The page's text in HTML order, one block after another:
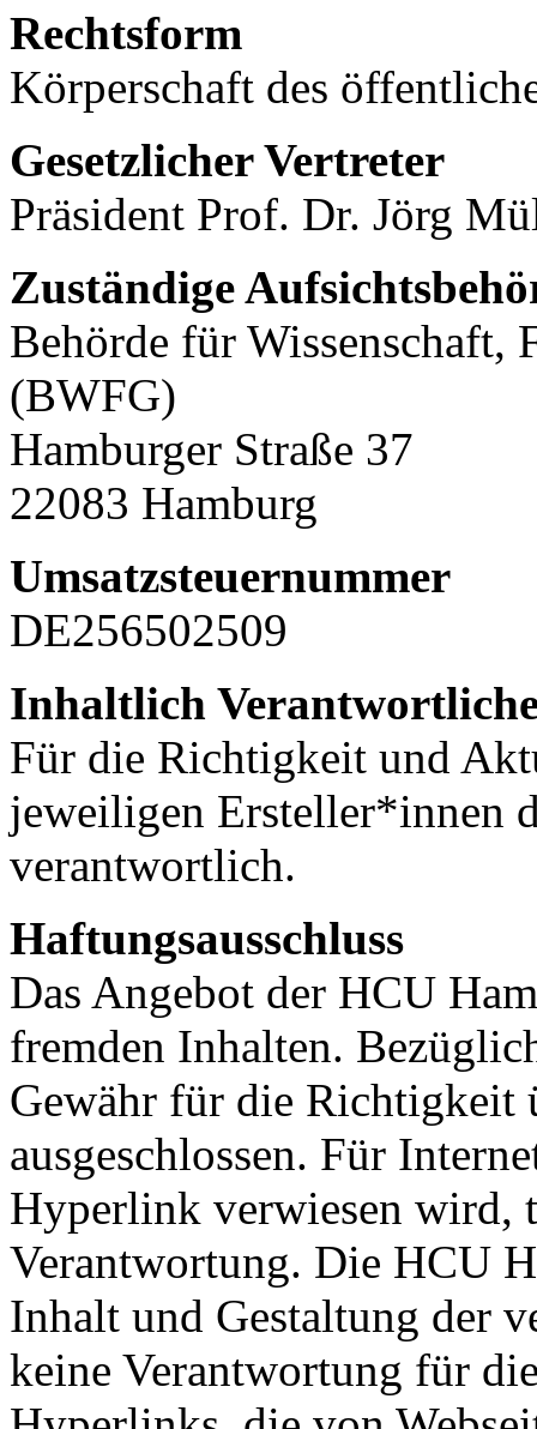
Rechtsform
Körperschaft des
Gesetzlicher Vertreter
Präsident Prof. Dr. Jörg
Zuständige
Behörde für Wissenschaft,
(BWFG)
Hamburger Straße 37
22083 Hamburg
Umsatzsteuernummer
DE256502509
Inhaltlich
Für die Richtigkeit und
jeweiligen Ersteller*innen
verantwortlich.
Haftungsausschluss
Das Angebot der HCU
fremden Inhalten.
Gewähr für die Richtigkeit
ausgeschlossen. Für
Hyperlink verwiesen wird,
Verantwortung. Die HCU
Inhalt und Gestaltung der
keine Verantwortung für